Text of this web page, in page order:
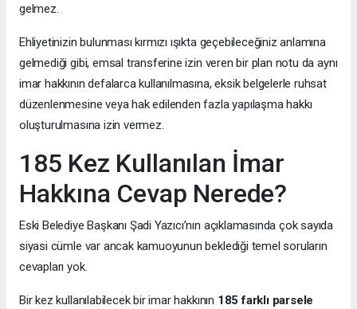
gelmez.
Ehliyetinizin bulunması kırmızı ışıkta geçebileceğiniz anlamına
gelmediği gibi, emsal transferine izin veren bir plan notu da aynı
imar hakkının defalarca kullanılmasına, eksik belgelerle ruhsat
düzenlenmesine veya hak edilenden fazla yapılaşma hakkı
oluşturulmasına izin vermez.
185 Kez Kullanılan İmar
Hakkına Cevap Nerede?
Eski Belediye Başkanı Şadi Yazıcı’nın açıklamasında çok sayıda
siyasi cümle var ancak kamuoyunun beklediği temel soruların
cevapları yok.
Bir kez kullanılabilecek bir imar hakkının 185 farklı parsele